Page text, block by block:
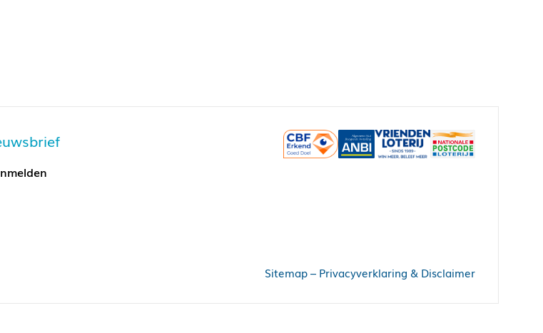
Sitemap– Privacyverklaring & Disclaimer